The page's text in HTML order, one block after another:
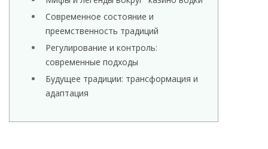
Современное состояние и
преемственность традиций
Регулирование и контроль:
современные подходы
Будущее традиции: трансформация и
адаптация